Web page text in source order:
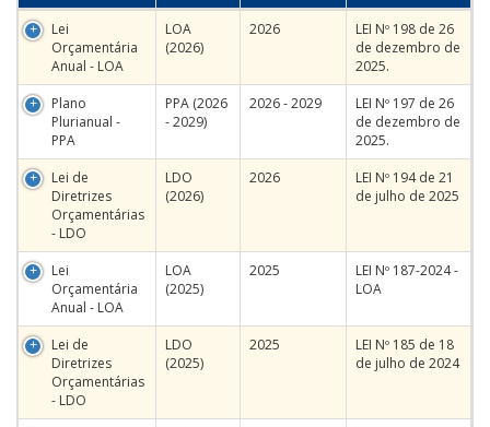
Lei
Orçamentária
Anual - LOA
LOA
(2026)
2026
LEI Nº 198 de 26
de dezembro de
2025.
Plano
Plurianual -
PPA
PPA (2026
- 2029)
2026 - 2029
LEI Nº 197 de 26
de dezembro de
2025.
Lei de
Diretrizes
Orçamentárias
- LDO
LDO
(2026)
2026
LEI Nº 194 de 21
de julho de 2025
Lei
Orçamentária
Anual - LOA
LOA
(2025)
2025
LEI Nº 187-2024 -
LOA
Lei de
Diretrizes
Orçamentárias
- LDO
LDO
(2025)
2025
LEI Nº 185 de 18
de julho de 2024